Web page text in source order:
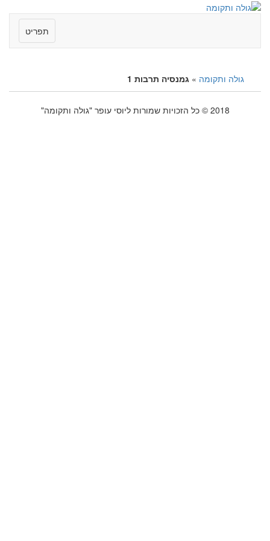
תפריט
גולה ותקומה » גמנסיה תרבות 1
2018 © כל הזכויות שמורות ליוסי עופר "גולה ותקומה"